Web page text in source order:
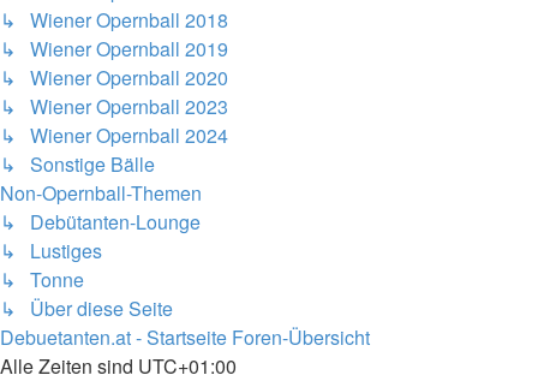
↳ Wiener Opernball 2018
↳ Wiener Opernball 2019
↳ Wiener Opernball 2020
↳ Wiener Opernball 2023
↳ Wiener Opernball 2024
↳ Sonstige Bälle
Non-Opernball-Themen
↳ Debütanten-Lounge
↳ Lustiges
↳ Tonne
↳ Über diese Seite
Debuetanten.at - Startseite Foren-Übersicht
Alle Zeiten sind UTC+01:00